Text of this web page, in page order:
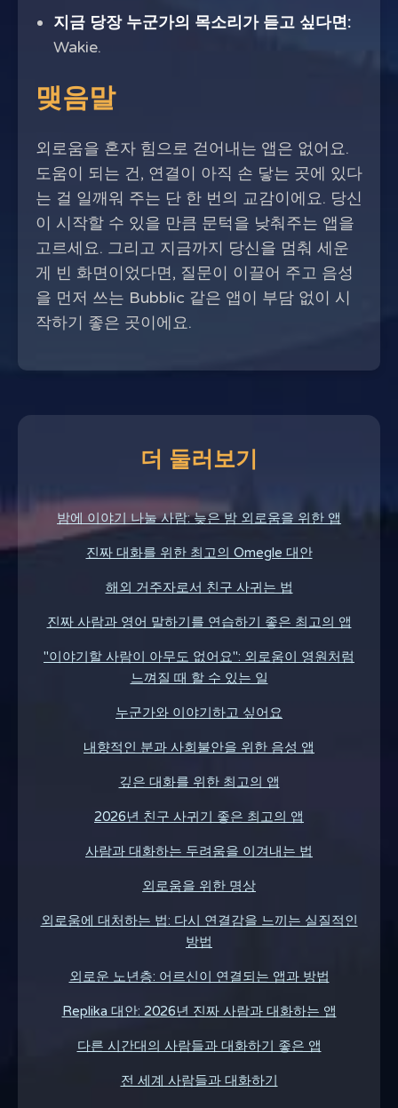
지금 당장 누군가의 목소리가 듣고 싶다면:
Wakie.
맺음말
외로움을 혼자 힘으로 걷어내는 앱은 없어요.
도움이 되는 건, 연결이 아직 손 닿는 곳에 있다
는 걸 일깨워 주는 단 한 번의 교감이에요. 당신
이 시작할 수 있을 만큼 문턱을 낮춰주는 앱을
고르세요. 그리고 지금까지 당신을 멈춰 세운
게 빈 화면이었다면, 질문이 이끌어 주고 음성
을 먼저 쓰는 Bubblic 같은 앱이 부담 없이 시
작하기 좋은 곳이에요.
더 둘러보기
밤에 이야기 나눌 사람: 늦은 밤 외로움을 위한 앱
진짜 대화를 위한 최고의 Omegle 대안
해외 거주자로서 친구 사귀는 법
진짜 사람과 영어 말하기를 연습하기 좋은 최고의 앱
"이야기할 사람이 아무도 없어요": 외로움이 영원처럼
느껴질 때 할 수 있는 일
누군가와 이야기하고 싶어요
내향적인 분과 사회불안을 위한 음성 앱
깊은 대화를 위한 최고의 앱
2026년 친구 사귀기 좋은 최고의 앱
사람과 대화하는 두려움을 이겨내는 법
외로움을 위한 명상
외로움에 대처하는 법: 다시 연결감을 느끼는 실질적인
방법
외로운 노년층: 어르신이 연결되는 앱과 방법
Replika 대안: 2026년 진짜 사람과 대화하는 앱
다른 시간대의 사람들과 대화하기 좋은 앱
전 세계 사람들과 대화하기